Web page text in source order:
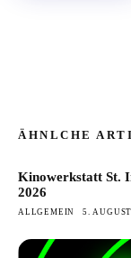
ÄHNLCHE
Kinowerkstatt St.
2026
ALLGEMEIN 5.